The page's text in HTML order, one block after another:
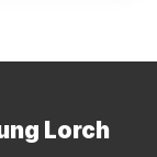
Lorch